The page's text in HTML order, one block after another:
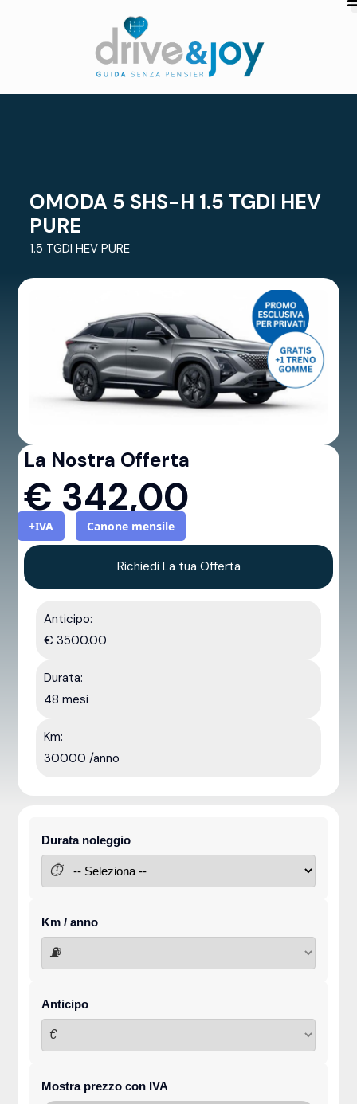
OMODA 5 SHS-H 1.5 TGDI HEV
PURE
1.5 TGDI HEV PURE
La Nostra Offerta
€ 342,00
+IVA Canone mensile
Richiedi La tua Offerta
Anticipo:
€ 3500.00
Durata:
48 mesi
Km:
30000 /anno
Durata noleggio
⏱
Km / anno
⛽
Anticipo
€
Mostra prezzo con IVA